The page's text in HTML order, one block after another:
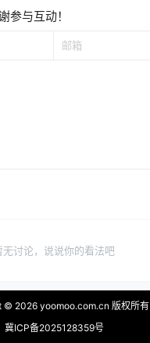
参与互动！
无讨论，说说你的看法吧
© 2026 yoomoo.com.cn 版权所有
冀ICP备2025128359号